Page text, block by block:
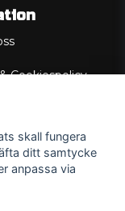
Cookiespolicy
skall fungera
ditt samtycke
anpassa via